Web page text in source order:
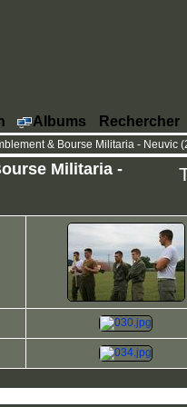
Albums Rechercher
& Bourse Militaria - Neuvic
Militaria -